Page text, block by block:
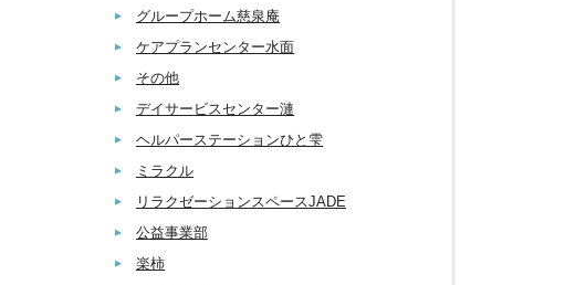
グループホーム慈泉庵
ケアプランセンター水面
その他
デイサービスセンター漣
ヘルパーステーションひと雫
ミラクル
リラクゼーションスペースJADE
公益事業部
楽柿